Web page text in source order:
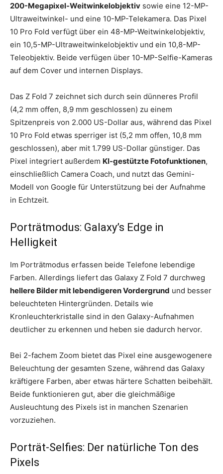
200-Megapixel-Weitwinkelobjektiv sowie eine 12-MP-
Ultraweitwinkel- und eine 10-MP-Telekamera. Das Pixel
10 Pro Fold verfügt über ein 48-MP-Weitwinkelobjektiv,
ein 10,5-MP-Ultraweitwinkelobjektiv und ein 10,8-MP-
Teleobjektiv. Beide verfügen über 10-MP-Selfie-Kameras
auf dem Cover und internen Displays.
Das Z Fold 7 zeichnet sich durch sein dünneres Profil
(4,2 mm offen, 8,9 mm geschlossen) zu einem
Spitzenpreis von 2.000 US-Dollar aus, während das Pixel
10 Pro Fold etwas sperriger ist (5,2 mm offen, 10,8 mm
geschlossen), aber mit 1.799 US-Dollar günstiger. Das
Pixel integriert außerdem KI-gestützte Fotofunktionen,
einschließlich Camera Coach, und nutzt das Gemini-
Modell von Google für Unterstützung bei der Aufnahme
in Echtzeit.
Porträtmodus: Galaxy’s Edge in
Helligkeit
Im Porträtmodus erfassen beide Telefone lebendige
Farben. Allerdings liefert das Galaxy Z Fold 7 durchweg
hellere Bilder mit lebendigeren Vordergrund und besser
beleuchteten Hintergründen. Details wie
Kronleuchterkristalle sind in den Galaxy-Aufnahmen
deutlicher zu erkennen und heben sie dadurch hervor.
Bei 2-fachem Zoom bietet das Pixel eine ausgewogenere
Beleuchtung der gesamten Szene, während das Galaxy
kräftigere Farben, aber etwas härtere Schatten beibehält.
Beide funktionieren gut, aber die gleichmäßige
Ausleuchtung des Pixels ist in manchen Szenarien
vorzuziehen.
Porträt-Selfies: Der natürliche Ton des
Pixels